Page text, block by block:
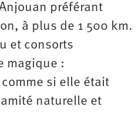
préférant
à plus de 1 500 km.
et consorts
magique :
si elle était
naturelle et